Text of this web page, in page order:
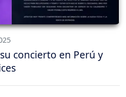
concierto en Perú y